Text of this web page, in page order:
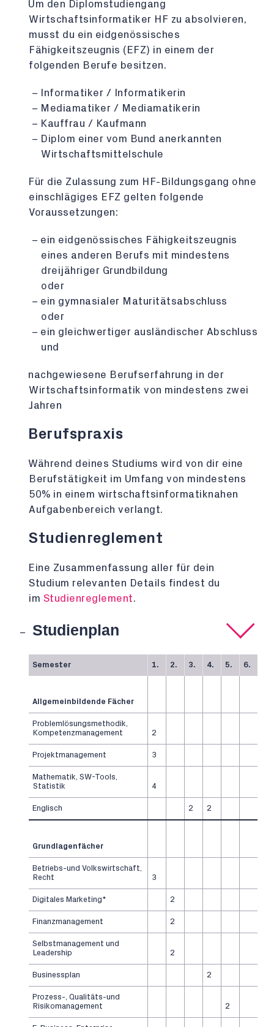
Um den Diplomstudiengang
Wirtschaftsinformatiker HF zu absolvieren,
musst du ein eidgenössisches
Fähigkeitszeugnis (EFZ) in einem der
folgenden Berufe besitzen.
Informatiker / Informatikerin
Mediamatiker / Mediamatikerin
Kauffrau / Kaufmann
Diplom einer vom Bund anerkannten
Wirtschaftsmittelschule
Für die Zulassung zum HF-Bildungsgang ohne
einschlägiges EFZ gelten folgende
Voraussetzungen:
ein eidgenössisches Fähigkeitszeugnis
eines anderen Berufs mit mindestens
dreijähriger Grundbildung
oder
ein gymnasialer Maturitätsabschluss
oder
ein gleichwertiger ausländischer Abschluss
und
nachgewiesene Berufserfahrung in der
Wirtschaftsinformatik von mindestens zwei
Jahren
Berufspraxis
Während deines Studiums wird von dir eine
Berufstätigkeit im Umfang von mindestens
50% in einem wirtschaftsinformatiknahen
Aufgabenbereich verlangt.
Studienreglement
Eine Zusammenfassung aller für dein
Studium relevanten Details findest du
im Studienreglement.
Studienplan
Semester 1. 2. 3. 4. 5. 6.
Allgemeinbildende Fächer
Problemlösungsmethodik,
Kompetenzmanagement
2
Projektmanagement 3
Mathematik, SW-Tools,
Statistik
4
Englisch 2 2
Grundlagenfächer
Betriebs-und Volkswirtschaft,
Recht
3
Digitales Marketing* 2
Finanzmanagement 2
Selbstmanagement und
Leadership
2
Businessplan 2
Prozess-, Qualitäts-und
Risikomanagement
2